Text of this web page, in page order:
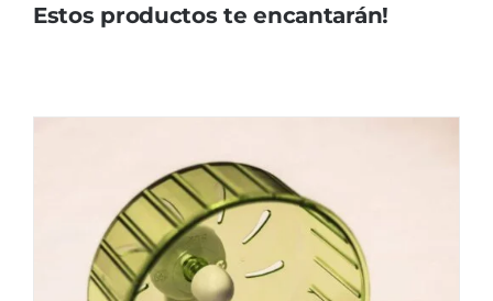
Estos productos te encantarán!